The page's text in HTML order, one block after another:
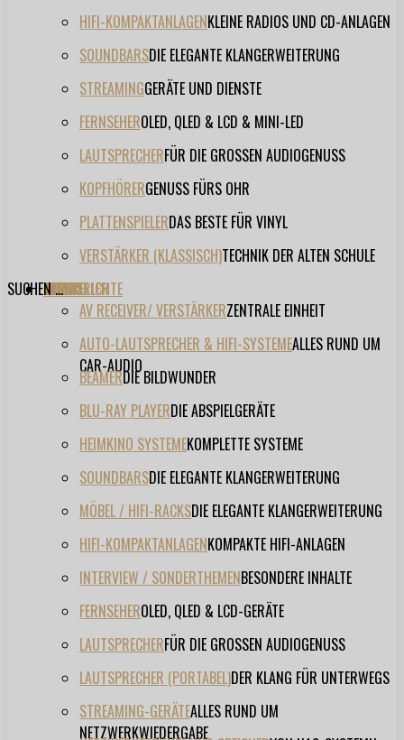
HIFI-KOMPAKTANLAGENKLEINE RADIOS UND CD-ANLAGEN
SOUNDBARSDIE ELEGANTE KLANGERWEITERUNG
STREAMINGGERÄTE UND DIENSTE
FERNSEHEROLED, QLED & LCD & MINI-LED
LAUTSPRECHERFÜR DIE GROSSEN AUDIOGENUSS
KOPFHÖRERGENUSS FÜRS OHR
PLATTENSPIELERDAS BESTE FÜR VINYL
VERSTÄRKER (KLASSISCH)TECHNIK DER ALTEN SCHULE
TESTBERICHTE
AV RECEIVER/ VERSTÄRKERZENTRALE EINHEIT
AUTO-LAUTSPRECHER & HIFI-SYSTEMEALLES RUND UM
CAR-AUDIO
BEAMERDIE BILDWUNDER
BLU-RAY PLAYERDIE ABSPIELGERÄTE
HEIMKINO SYSTEMEKOMPLETTE SYSTEME
SOUNDBARSDIE ELEGANTE KLANGERWEITERUNG
MÖBEL / HIFI-RACKSDIE ELEGANTE KLANGERWEITERUNG
HIFI-KOMPAKTANLAGENKOMPAKTE HIFI-ANLAGEN
INTERVIEW / SONDERTHEMENBESONDERE INHALTE
FERNSEHEROLED, QLED & LCD-GERÄTE
LAUTSPRECHERFÜR DIE GROSSEN AUDIOGENUSS
LAUTSPRECHER (PORTABEL)DER KLANG FÜR UNTERWEGS
STREAMING-GERÄTEALLES RUND UM
NETZWERKWIEDERGABE
FORUM
FILME
VIDEOS
HERSTELLER
EVENT
SUCHEN ...